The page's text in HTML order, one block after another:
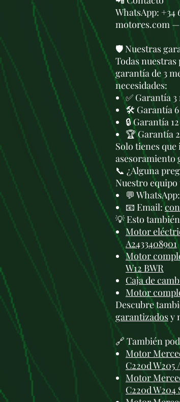
WhatsApp: +34
motores.com —
🛡️ Nuestras
Todas
garantía de 3
necesidades:
✅ Garantía 3
🛠️ Garantía 6
🔒 Garantía
🏆 Garantía
Solo tienes
asesoramiento
📞 ¿Alguna
Nuestro equipo
💬 WhatsApp:
📧 Email:
💡 Esto
Motor
A2433408901
Motor
W12 BWR
Caja de
Motor
Descubre
garantizadosy
🔗 También
Motor
C220d W205
Motor
C220d W204